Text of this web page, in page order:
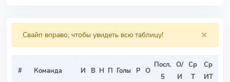
×
Свайп вправо, чтобы увидеть всю таблицу!
# Команда И В Н П Голы Р О
Посл.
5
О/
И
Ср
Т
Ср
ИТ